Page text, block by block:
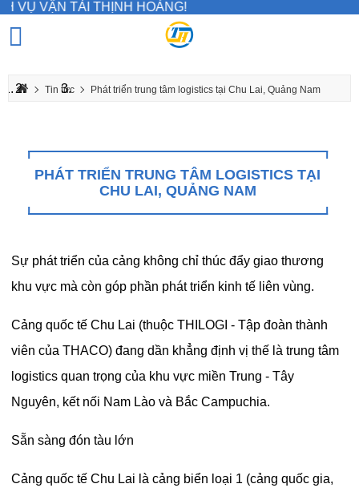
VẬN TẢI THỊNH HOÀNG!
Tin tức Phát triển trung tâm logistics tại Chu Lai, Quảng Nam
PHÁT TRIỂN TRUNG TÂM LOGISTICS TẠI
CHU LAI, QUẢNG NAM
Sự phát triển của cảng không chỉ thúc đẩy giao thương
khu vực mà còn góp phần phát triển kinh tế liên vùng.
Cảng quốc tế Chu Lai (thuộc THILOGI - Tập đoàn thành
viên của THACO) đang dần khẳng định vị thế là trung tâm
logistics quan trọng của khu vực miền Trung - Tây
Nguyên, kết nối Nam Lào và Bắc Campuchia.
Sẵn sàng đón tàu lớn
Cảng quốc tế Chu Lai là cảng biển loại 1 (cảng quốc gia,